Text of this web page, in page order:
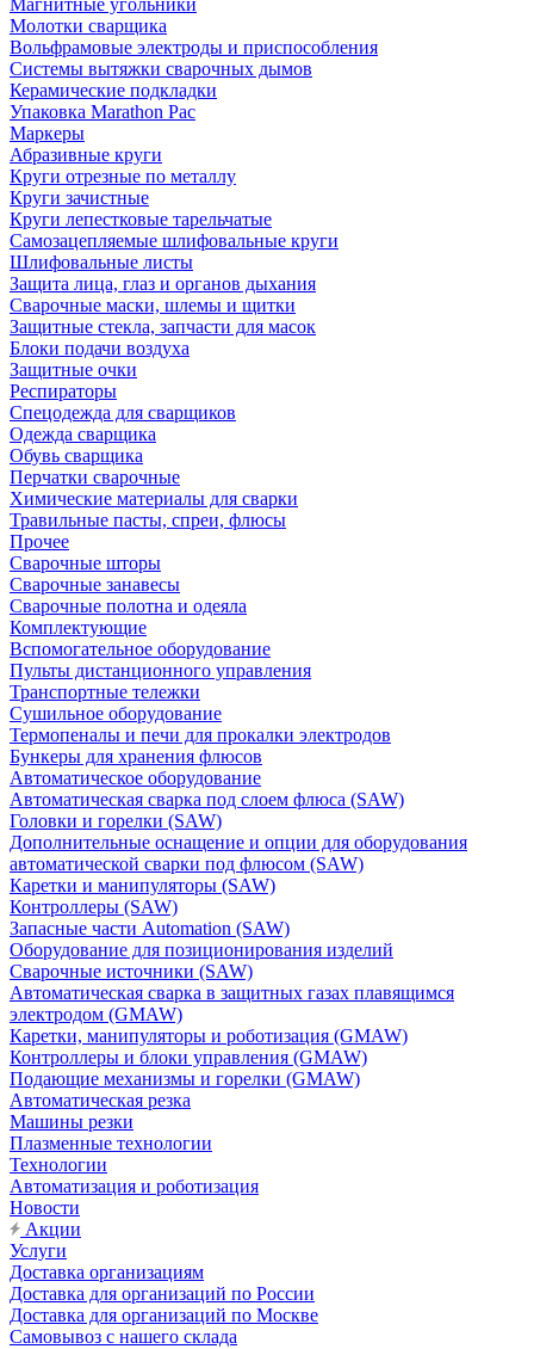
Магнитные угольники
Молотки сварщика
Вольфрамовые электроды и приспособления
Системы вытяжки сварочных дымов
Керамические подкладки
Упаковка Marathon Pac
Маркеры
Абразивные круги
Круги отрезные по металлу
Круги зачистные
Круги лепестковые тарельчатые
Самозацепляемые шлифовальные круги
Шлифовальные листы
Защита лица, глаз и органов дыхания
Сварочные маски, шлемы и щитки
Защитные стекла, запчасти для масок
Блоки подачи воздуха
Защитные очки
Респираторы
Спецодежда для сварщиков
Одежда сварщика
Обувь сварщика
Перчатки сварочные
Химические материалы для сварки
Травильные пасты, спреи, флюсы
Прочее
Сварочные шторы
Сварочные занавесы
Сварочные полотна и одеяла
Комплектующие
Вспомогательное оборудование
Пульты дистанционного управления
Транспортные тележки
Сушильное оборудование
Термопеналы и печи для прокалки электродов
Бункеры для хранения флюсов
Автоматическое оборудование
Автоматическая сварка под слоем флюса (SAW)
Головки и горелки (SAW)
Дополнительные оснащение и опции для оборудования
автоматической сварки под флюсом (SAW)
Каретки и манипуляторы (SAW)
Контроллеры (SAW)
Запасные части Automation (SAW)
Оборудование для позиционирования изделий
Сварочные источники (SAW)
Автоматическая сварка в защитных газах плавящимся
электродом (GMAW)
Каретки, манипуляторы и роботизация (GMAW)
Контроллеры и блоки управления (GMAW)
Подающие механизмы и горелки (GMAW)
Автоматическая резка
Машины резки
Плазменные технологии
Технологии
Автоматизация и роботизация
Новости
Акции
Услуги
Доставка организациям
Доставка для организаций по России
Доставка для организаций по Москве
Самовывоз с нашего склада